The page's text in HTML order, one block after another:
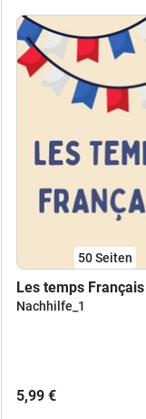
50Seiten
Les temps
Nachhilfe_1
5,99 €